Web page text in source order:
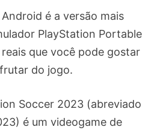
Android é a versão mais
PlayStation Portable
que você pode gostar
do jogo.
Soccer 2023 (abreviado
é um videogame de